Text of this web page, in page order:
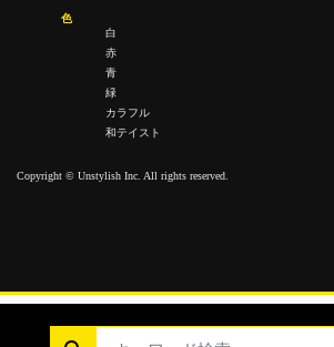
色
白
赤
青
緑
カラフル
和テイスト
Copyright © Unstylish Inc. All rights reserved.